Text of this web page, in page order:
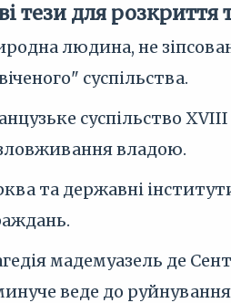
тези для розкриття
людина, не
суспільства.
суспільство
владою.
та державні
мадемуазель де
веде до